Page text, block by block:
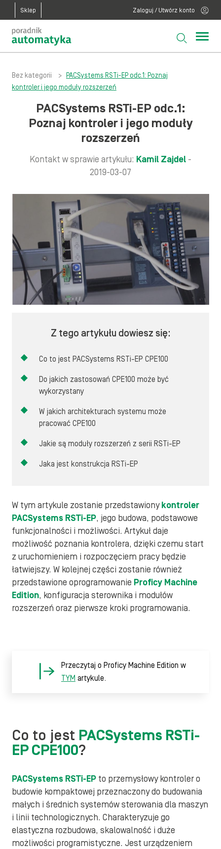
Sklep Zaloguj / Utwórz konto
Bez kategorii >
PACSystems RSTi-EP odc.1: Poznaj
kontroler i jego moduły rozszerzeń
PACSystems RSTi-EP odc.1:
Poznaj kontroler i jego moduły
rozszerzeń
Kontakt w sprawie artykułu: Kamil Zajdel -
2019-03-07
Z tego artykułu dowiesz się:
Co to jest PACSystems RSTi-EP CPE100
Do jakich zastosowań CPE100 może być
wykorzystany
W jakich architekturach systemu może
pracować CPE100
Jakie są moduły rozszerzeń z serii RSTi-EP
Jaka jest konstrukcja RSTi-EP
W tym artykule zostanie przedstawiony kontroler
PACSystems RSTi-EP, jego budowa, podstawowe
funkcjonalności i możliwości. Artykuł daje
możliwość poznania kontrolera, dzięki czemu start
z uruchomieniem i rozpoczęciem pracy będzie
łatwiejszy. W kolejnej części zostanie również
przedstawione oprogramowanie Proficy Machine
Edition, konfiguracja sterownika i modułów
rozszerzeń oraz pierwsze kroki programowania.
Przeczytaj o Proficy Machine Edition w
TYM artykule.
Co to jest PACSystems RSTi-
EP CPE100?
PACSystems RSTi-EP to przemysłowy kontroler o
budowie kompaktowej przeznaczony do budowania
małych i średnich systemów sterowania dla maszyn
i linii technologicznych. Charakteryzuje go
elastyczna rozbudowa, skalowalność i duże
możliwości programistyczne. Jest urządzeniem